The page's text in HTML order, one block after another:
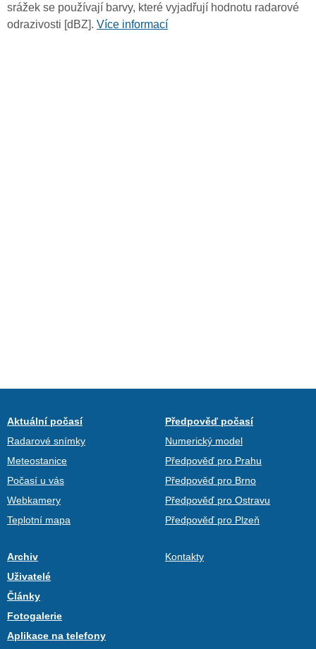
srážek se používají barvy, které vyjadřují hodnotu radarové
odrazivosti [dBZ]. Více informací
Aktuální počasí
Radarové snímky
Meteostanice
Počasí u vás
Webkamery
Teplotní mapa
Předpověď počasí
Numerický model
Předpověď pro Prahu
Předpověď pro Brno
Předpověď pro Ostravu
Předpověď pro Plzeň
Archiv
Uživatelé
Články
Fotogalerie
Aplikace na telefony
Kontakty